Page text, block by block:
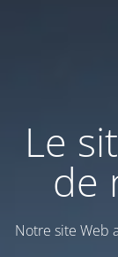
Le
de
Notre site Web